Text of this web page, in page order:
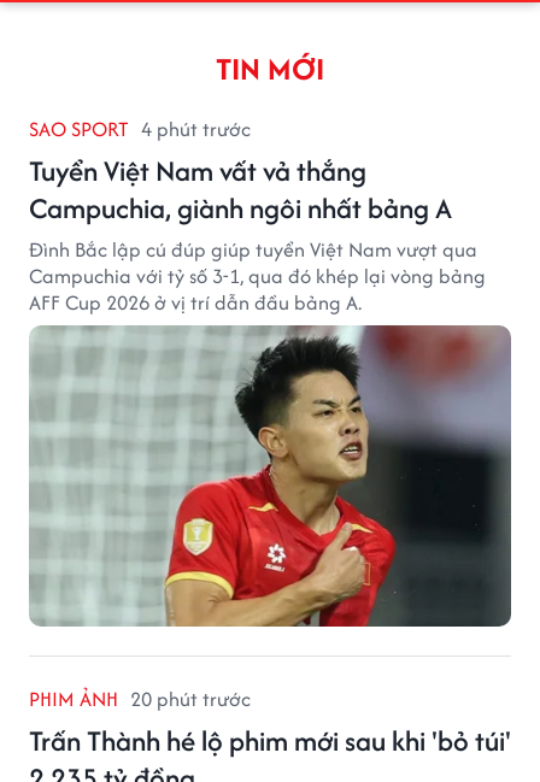
TIN MỚI
SAO SPORT 4 phút trước
Tuyển Việt Nam vất vả thắng
Campuchia, giành ngôi nhất bảng A
Đình Bắc lập cú đúp giúp tuyển Việt Nam vượt qua
Campuchia với tỷ số 3-1, qua đó khép lại vòng bảng
AFF Cup 2026 ở vị trí dẫn đầu bảng A.
PHIM ẢNH 20 phút trước
Trấn Thành hé lộ phim mới sau khi 'bỏ túi'